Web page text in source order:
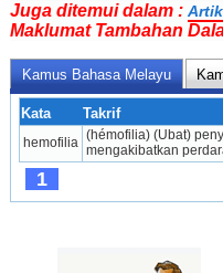
Juga ditemui dalam :
Maklumat Tambahan
Kamus Bahasa Melayu
Kata Takrif
hemofilia (hémofilia) (Ubat)
mengakibatkan
1